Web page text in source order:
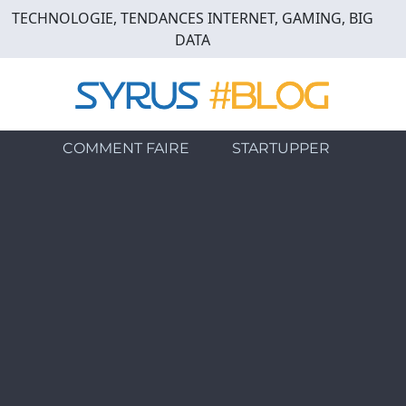
Skip
main
TECHNOLOGIE, TENDANCES INTERNET, GAMING, BIG
DATA
COMMENT FAIRE STARTUPPER